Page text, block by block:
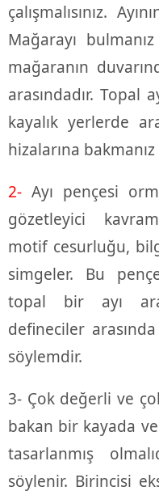
çalışmalısınız.
Mağarayı
mağaranın
arasındadır. Topal
kayalık yerlerde
hizalarına
2- Ayı pençesi
gözetleyici
motif cesurluğu,
simgeler. Bu
topal bir ayı
defineciler
söylemdir.
3- Çok değerli ve
bakan bir kayada
tasarlanmış
söylenir. Birincisi